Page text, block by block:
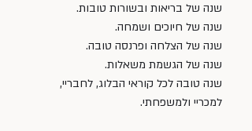
שנה של בריאות ובשורות טובות.
שנה של חיוכים ושמחה.
שנה של הצלחה ופרנסה טובה.
שנה של הגשמת משאלות.
שנה טובה לכל קוראי הבלוג, לחבריי,
למכריי ולמשפחתי.